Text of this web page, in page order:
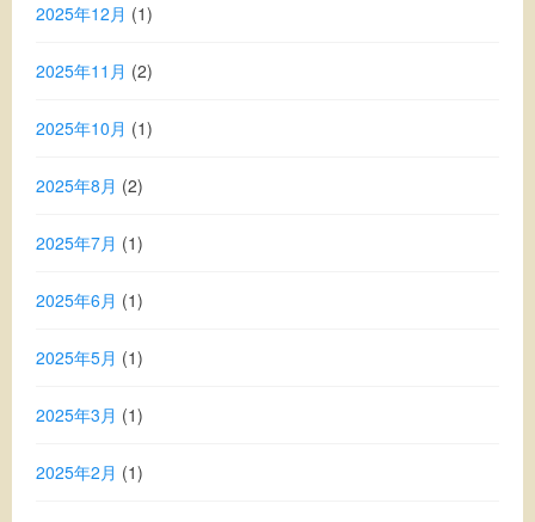
2025年12月 (1)
2025年11月 (2)
2025年10月 (1)
2025年8月 (2)
2025年7月 (1)
2025年6月 (1)
2025年5月 (1)
2025年3月 (1)
2025年2月 (1)